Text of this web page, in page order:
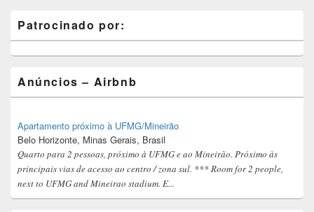
Sidebar
Widget
Area
Patrocinado por:
Anúncios – Airbnb
Apartamento próximo à UFMG/Mineirão
Belo Horizonte, Minas Gerais, Brasil
Quarto para 2 pessoas, próximo à UFMG e ao Mineirão. Próximo às
principais vias de acesso ao centro / zona sul. *** Room for 2 people,
next to UFMG and Mineirao stadium. E...